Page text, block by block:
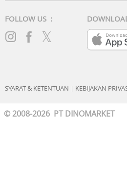
FOLLOW US :
SYARAT & KETENTUAN | KEBIJAKAN
© 2008-2026 PT DINOMARKET